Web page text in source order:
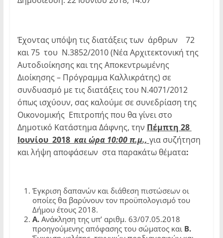
Έχοντας υπόψη τις διατάξεις των άρθρων 72
και 75 του Ν.3852/2010 (Νέα Αρχιτεκτονική της
Αυτοδιοίκησης και της Αποκεντρωμένης
Διοίκησης – Πρόγραμμα Καλλικράτης) σε
συνδυασμό με τις διατάξεις του Ν.4071/2012
όπως ισχύουν, σας καλούμε σε συνεδρίαση της
Οικονομικής Επιτροπής που θα γίνει στο
Δημοτικό Κατάστημα Δάφνης, την Πέμπτη 28
Ιουνίου 2018 και ώρα 10:00 π.μ., για συζήτηση
και λήψη αποφάσεων στα παρακάτω θέματα:
Έγκριση δαπανών και διάθεση πιστώσεων οι
οποίες θα βαρύνουν τον προϋπολογισμό του
Δήμου έτους 2018.
Α.Ανάκληση της υπ’ αριθμ. 63/07.05.2018
προηγούμενης απόφασης του σώματος και Β.